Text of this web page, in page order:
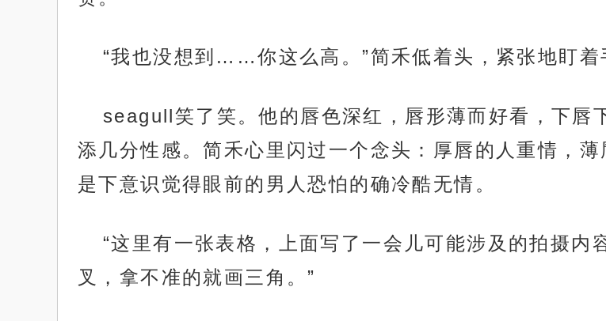
“我也没想到……你这么高。”简禾低着头，紧张地盯着
seagull笑了笑。他的唇色深红，唇形薄而好看，下唇
添几分性感。简禾心里闪过一个念头：厚唇的人重情，
是下意识觉得眼前的男人恐怕的确冷酷无情。
“这里有一张表格，上面写了一会儿可能涉及的拍摄内
叉，拿不准的就画三角。”